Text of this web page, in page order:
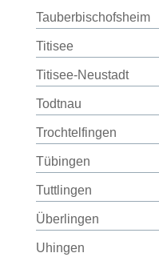
Tauberbischofsheim
Titisee
Titisee-Neustadt
Todtnau
Trochtelfingen
Tübingen
Tuttlingen
Überlingen
Uhingen